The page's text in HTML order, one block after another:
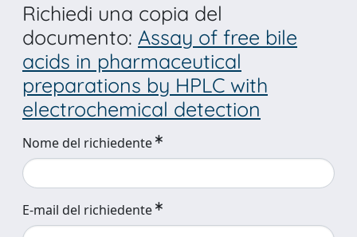
Richiedi una copia del
documento: Assay of free bile
acids in pharmaceutical
preparations by HPLC with
electrochemical detection
Nome del richiedente
E-mail del richiedente